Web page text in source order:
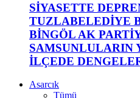
SİYASETTE
TUZLABELEDİYE
BİNGÖL AK
SAMSUNLULARIN
İLÇEDE
Asarcık
Tümü